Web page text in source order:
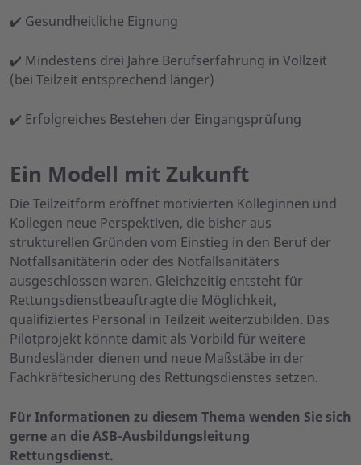
✔️ Gesundheitliche Eignung
✔️ Mindestens drei Jahre Berufserfahrung in Vollzeit
(bei Teilzeit entsprechend länger)
✔️ Erfolgreiches Bestehen der Eingangsprüfung
Ein Modell mit Zukunft
Die Teilzeitform eröffnet motivierten Kolleginnen und
Kollegen neue Perspektiven, die bisher aus
strukturellen Gründen vom Einstieg in den Beruf der
Notfallsanitäterin oder des Notfallsanitäters
ausgeschlossen waren. Gleichzeitig entsteht für
Rettungsdienstbeauftragte die Möglichkeit,
qualifiziertes Personal in Teilzeit weiterzubilden. Das
Pilotprojekt könnte damit als Vorbild für weitere
Bundesländer dienen und neue Maßstäbe in der
Fachkräftesicherung des Rettungsdienstes setzen.
Für Informationen zu diesem Thema wenden Sie sich
gerne an die ASB-Ausbildungsleitung
Rettungsdienst.